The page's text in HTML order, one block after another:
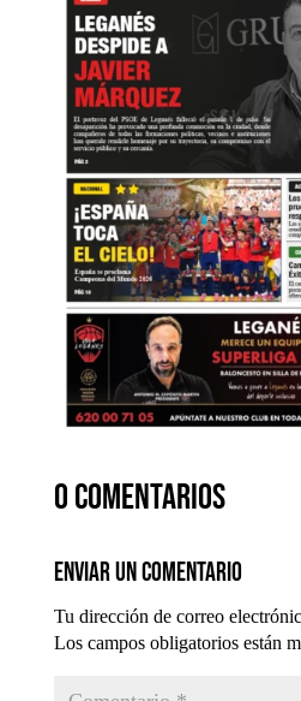
0 comentarios
Enviar un comentario
Tu dirección de correo
Los campos obligatorios están